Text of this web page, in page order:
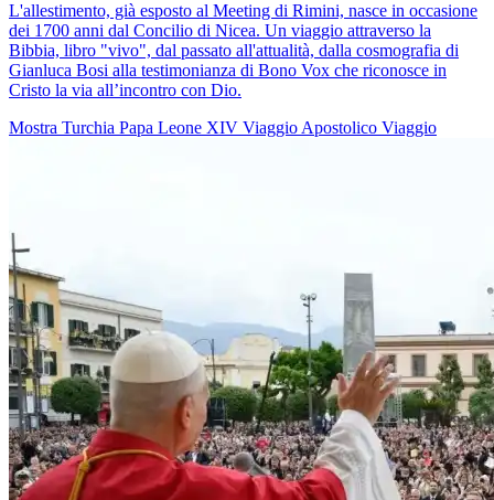
L'allestimento, già esposto al Meeting di Rimini, nasce in occasione
dei 1700 anni dal Concilio di Nicea. Un viaggio attraverso la
Bibbia, libro "vivo", dal passato all'attualità, dalla cosmografia di
Gianluca Bosi alla testimonianza di Bono Vox che riconosce in
Cristo la via all’incontro con Dio.
Mostra Turchia Papa Leone XIV Viaggio Apostolico Viaggio